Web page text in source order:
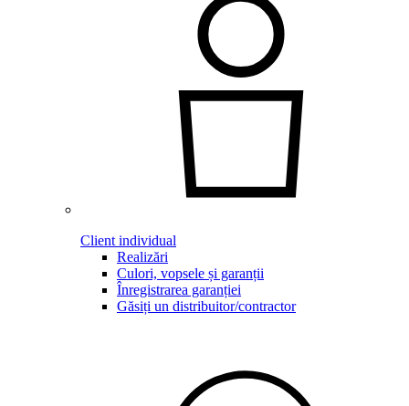
Client individual
Realizări
Culori, vopsele și garanții
Înregistrarea garanției
Găsiți un distribuitor/contractor